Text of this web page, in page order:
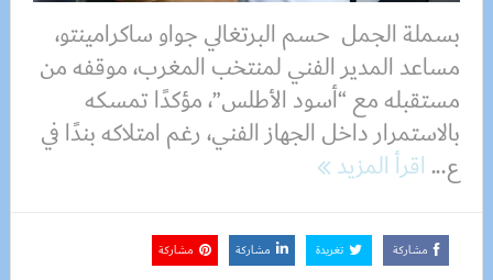
بسملة الجمل حسم البرتغالي جواو ساكرامينتو،
مساعد المدير الفني لمنتخب المغرب، موقفه من
مستقبله مع “أسود الأطلس”، مؤكدًا تمسكه
بالاستمرار داخل الجهاز الفني، رغم امتلاكه بندًا في
ع...اقرأ المزيد
مشاركة تغريدة مشاركة مشاركة